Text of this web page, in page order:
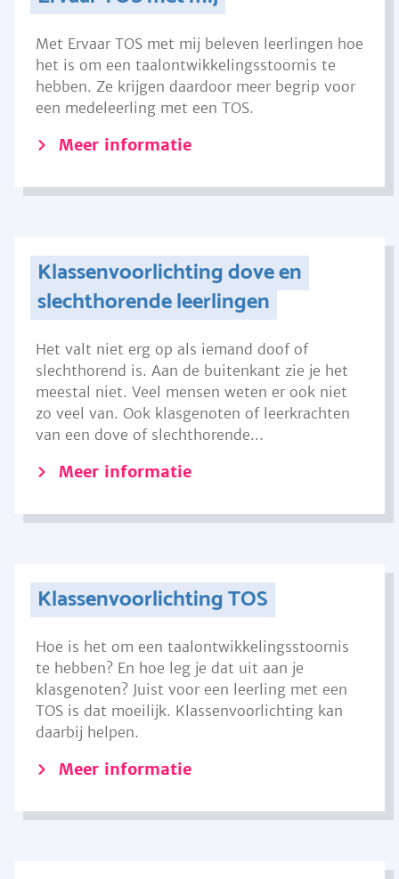
Met Ervaar TOS met mij beleven leerlingen hoe
het is om een taalontwikkelingsstoornis te
hebben. Ze krijgen daardoor meer begrip voor
een medeleerling met een TOS.
Meer informatie
Klassenvoorlichting dove en
slechthorende leerlingen
Het valt niet erg op als iemand doof of
slechthorend is. Aan de buitenkant zie je het
meestal niet. Veel mensen weten er ook niet
zo veel van. Ook klasgenoten of leerkrachten
van een dove of slechthorende...
Meer informatie
Klassenvoorlichting TOS
Hoe is het om een taalontwikkelingsstoornis
te hebben? En hoe leg je dat uit aan je
klasgenoten? Juist voor een leerling met een
TOS is dat moeilijk. Klassenvoorlichting kan
daarbij helpen.
Meer informatie